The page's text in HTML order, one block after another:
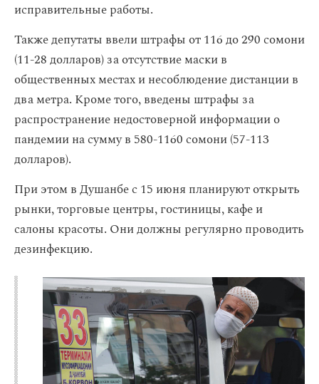
исправительные работы.
Также депутаты ввели штрафы от 116 до 290 сомони
(11-28 долларов) за отсутствие маски в
общественных местах и несоблюдение дистанции в
два метра. Кроме того, введены штрафы за
распространение недостоверной информации о
пандемии на сумму в 580-1160 сомони (57-113
долларов).
При этом в Душанбе с 15 июня планируют открыть
рынки, торговые центры, гостиницы, кафе и
салоны красоты. Они должны регулярно проводить
дезинфекцию.